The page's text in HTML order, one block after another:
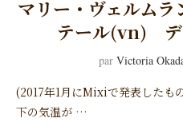
マリー・ヴェルム
テール(vn) デ
par Victoria
(2017年1月にMixiで発表したも
下の気温が …